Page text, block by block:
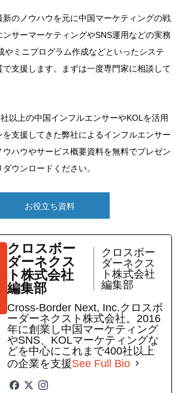
新のノウハウを元に中国マーケティングの戦
サーマーケティングやSNS運用などの実務
やミニプログラム作成などといったシステ
で支援します。まずは一度専門家に相談して
以上の中国インフルエンサーやKOLを活用
を支援してきた弊社によるインフルエンサー
ウハウやサービス概要資料を無料でプレゼン
ウンロードください。
お役立ち資料
クロスボー
ダーネクス
ト株式会社
編集部
クロスボー
ダーネクス
ト株式会社
編集部
Cross-Border Next, Inc.クロスボ
ーダーネクスト株式会社。2016
年に創業し中国マーケティング
やSNS、KOLマーケティングな
どを中心にこれまで400社以上
の企業を支援See Full Bio